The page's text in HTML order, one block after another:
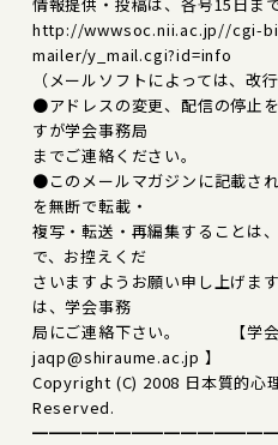
http://wwwsoc.nii.ac.jp//cgi-
mailer/y_mail.cgi?id=info
（メールソフトによっては、改
●アドレスの変更、配信の停止
すが学会事務局
までご連絡ください。
●このメールマガジンに記載さ
を無断で転載・
複写・転送・再編集することは
で、お控えくだ
さいますようお願い申し上げま
は、学会事務
局にご連絡下さい。 【学会
jaqp@shiraume.ac.jp 】
Copyright (C) 2008 日本質的
Reserved.